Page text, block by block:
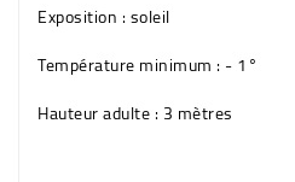
Exposition : soleil
Température minimum : - 1°
Hauteur adulte: 3 mètres